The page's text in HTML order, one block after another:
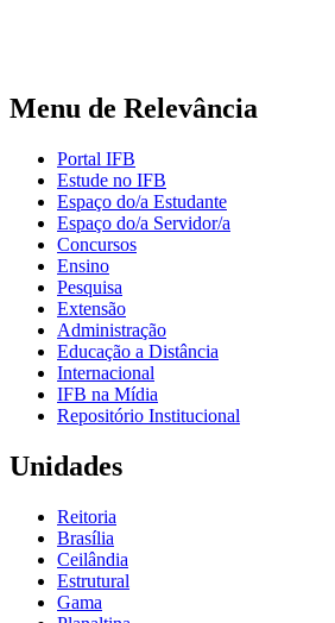
Menu de Relevância
Portal IFB
Estude no IFB
Espaço do/a Estudante
Espaço do/a Servidor/a
Concursos
Ensino
Pesquisa
Extensão
Administração
Educação a Distância
Internacional
IFB na Mídia
Repositório Institucional
Unidades
Reitoria
Brasília
Ceilândia
Estrutural
Gama